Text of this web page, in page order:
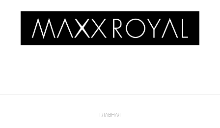
ГЛАВНАЯ